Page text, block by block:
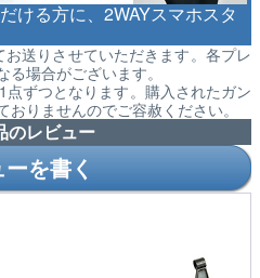
ける方に、2WAYスマホスタ
送りさせていただきます。各プレ
場合がございます。
ずつとなります。購入されたガン
りませんのでご容赦ください。
のレビュー
を書く